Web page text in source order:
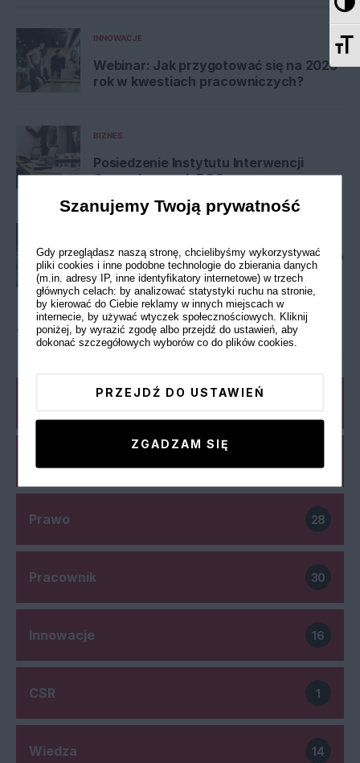
INNOWACJE
Webinar: Jak przygotować się na 2023
rok w kwestiach pracowniczych?
BIZNES
Posiedzenie Instytutu Interwencji
Gospodarczych BCC
Jak polskie miasta wdrażają innowacje?
Czyli „Budowanie miast przyszłości”
Tematy
Prawo 28
Pracownik 30
Innowacje 16
CSR 1
Wiedza 14
Szanujemy Twoją prywatność
Gdy przeglądasz naszą stronę, chcielibyśmy wykorzystywać
pliki cookies i inne podobne technologie do zbierania danych
(m.in. adresy IP, inne identyfikatory internetowe) w trzech
głównych celach: by analizować statystyki ruchu na stronie,
by kierować do Ciebie reklamy w innych miejscach w
internecie, by używać wtyczek społecznościowych. Kliknij
poniżej, by wyrazić zgodę albo przejdź do ustawień, aby
dokonać szczegółowych wyborów co do plików cookies.
PRZEJDŹ DO USTAWIEŃ
ZGADZAM SIĘ